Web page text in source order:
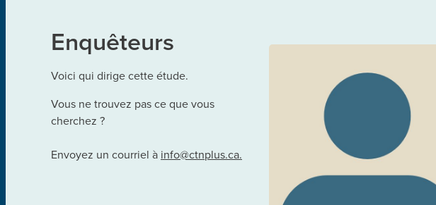
Enquêteurs
Voici qui dirige cette étude.
Vous ne trouvez pas ce que vous
cherchez ?
Envoyez un courriel à info@ctnplus.ca.